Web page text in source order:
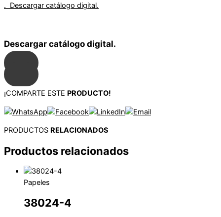
. Descargar catálogo digital.
Descargar catálogo digital.
¡COMPARTE ESTE PRODUCTO!
PRODUCTOS RELACIONADOS
Productos relacionados
Papeles
38024-4